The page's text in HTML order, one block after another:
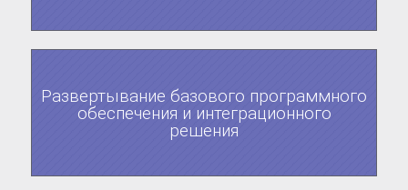
Развертывание базового программного
обеспечения и интеграционного
решения